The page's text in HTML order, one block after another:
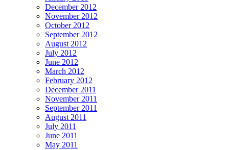
December 2012
November 2012
October 2012
September 2012
August 2012
July 2012
June 2012
March 2012
February 2012
December 2011
November 2011
September 2011
August 2011
July 2011
June 2011
May 2011